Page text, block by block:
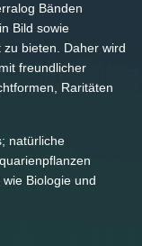
Bänden
Bild sowie
bieten. Daher wird
freundlicher
Raritäten
natürliche
Biologie und